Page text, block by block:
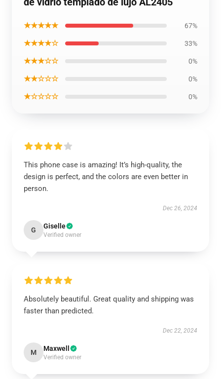
★★★★★ 67%
★★★★☆ 33%
★★★☆☆ 0%
★★☆☆☆ 0%
★☆☆☆☆ 0%
This phone case is amazing! It’s high-quality, the
design is perfect, and the colors are even better in
person.
Dec 26, 2024
G Giselle
Verified owner
Absolutely beautiful. Great quality and shipping was
faster than predicted.
Dec 22, 2024
M Maxwell
Verified owner